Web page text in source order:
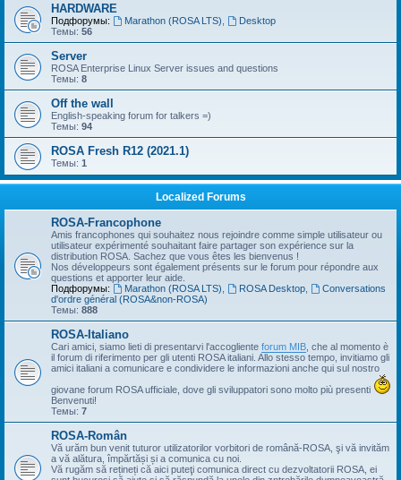
HARDWARE
Подфорумы: Marathon (ROSA LTS)
Desktop
Темы: 56
Server
ROSA Enterprise Linux Server issues and questions
Темы: 8
Off the wall
English-speaking forum for talkers =)
Темы: 94
ROSA Fresh R12 (2021.1)
Темы: 1
Localized Forums
ROSA-Francophone
Amis francophones qui souhaitez nous rejoindre comme simple utilisateur ou
utilisateur expérimenté souhaitant faire partager son expérience sur la
distribution ROSA. Sachez que vous êtes les bienvenus !
Nos développeurs sont également présents sur le forum pour répondre aux
questions et apporter leur aide.
Подфорумы:
Marathon (ROSA LTS) ROSA Desktop,
Conversations
d'ordre général (ROSA&non-ROSA)
Темы: 888
ROSA-Italiano
Cari amici, siamo lieti di presentarvi l'accogliente forum MIB , che al momento è
il forum di riferimento per gli utenti ROSA italiani. Allo stesso tempo, invitiamo gli
amici italiani a comunicare e condividere le informazioni anche qui sul nostro
giovane forum ROSA ufficiale, dove gli sviluppatori sono molto più presenti
Benvenuti!
Темы: 7
ROSA-Român
Vă urăm bun venit tuturor utilizatorilor vorbitori de română-ROSA, şi vă invităm
a vă alătura, împărtăși și a comunica cu noi.
Vă rugăm să rețineți că aici puteţi comunica direct cu dezvoltatorii ROSA, ei